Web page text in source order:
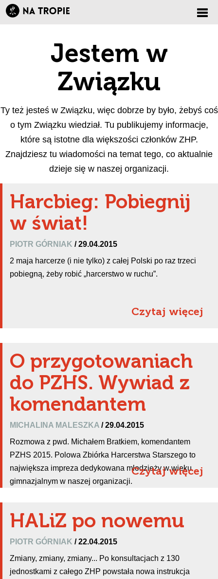
Jestem w
Związku
Ty też jesteś w Związku, więc dobrze by było, żebyś coś
o tym Związku wiedział. Tu publikujemy informacje,
które są istotne dla większości członków ZHP.
Znajdziesz tu wiadomości na temat tego, co aktualnie
dzieje się w naszej organizacji.
Harcbieg: Pobiegnij
w świat!
PIOTR GÓRNIAK / 29.04.2015
2 maja harcerze (i nie tylko) z całej Polski po raz trzeci
pobiegną, żeby robić „harcerstwo w ruchu”.
Czytaj więcej
O przygotowaniach
do PZHS. Wywiad z
komendantem
MICHALINA MALESZKA / 29.04.2015
Rozmowa z pwd. Michałem Bratkiem, komendantem
PZHS 2015. Polowa Zbiórka Harcerstwa Starszego to
największa impreza dedykowana młodzieży w wieku
gimnazjalnym w naszej organizacji.
Czytaj więcej
HALiZ po nowemu
PIOTR GÓRNIAK / 22.04.2015
Zmiany, zmiany, zmiany... Po konsultacjach z 130
jednostkami z całego ZHP powstała nowa instrukcja